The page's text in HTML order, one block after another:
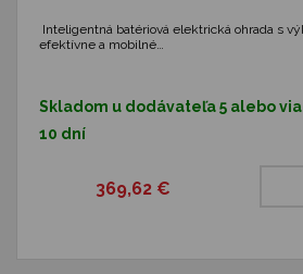
Inteligentná batériová elektrická ohrada s
efektívne a mobilné…
Skladom u dodávateľa 5 alebo
10 dní
369,62 €